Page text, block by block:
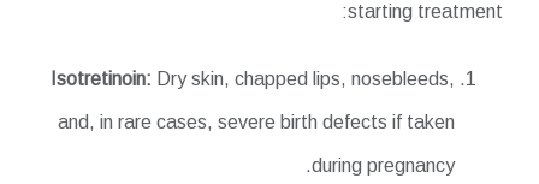
starting treatment:
Isotretinoin: Dry skin, chapped lips, nosebleeds,
and, in rare cases, severe birth defects if taken
during pregnancy.